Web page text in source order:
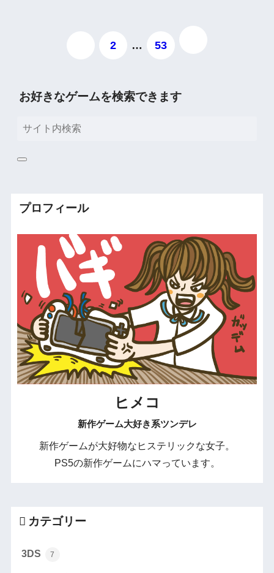
2 … 53
お好きなゲームを検索できます
プロフィール
ヒメコ
新作ゲーム大好き系ツンデレ
新作ゲームが大好物なヒステリックな女子。
PS5の新作ゲームにハマっています。
カテゴリー
3DS 7